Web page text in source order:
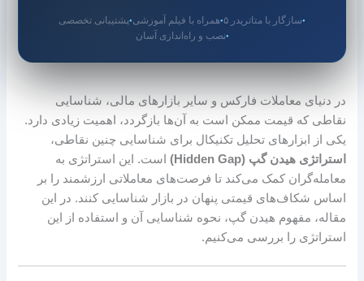
●سازگار با متاتریدر ۵ ●همراه با فیلم آموزشی ●پشتیبانی تخصصی
●نصب و راه‌اندازی آسان
در دنیای معاملات فارکس و سایر بازارهای مالی، شناسایی
نقاطی که قیمت ممکن است به آن‌ها بازگردد، اهمیت زیادی دارد.
یکی از ابزارهای تحلیل تکنیکال برای شناسایی چنین نقاطی،
استراتژی هیدن گپ (Hidden Gap)
است. این استراتژی به
معامله‌گران کمک می‌کند تا فرصت‌های معاملاتی ارزشمند را بر
اساس شکاف‌های قیمتی پنهان در بازار شناسایی کنند. در این
مقاله، مفهوم هیدن گپ، نحوه شناسایی آن و استفاده از این
استراتژی را بررسی می‌کنیم.